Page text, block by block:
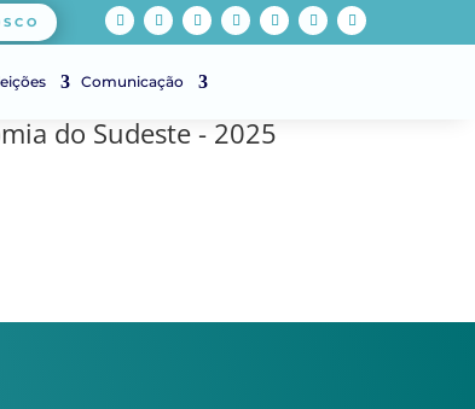
Comunicação
do Sudeste - 2025